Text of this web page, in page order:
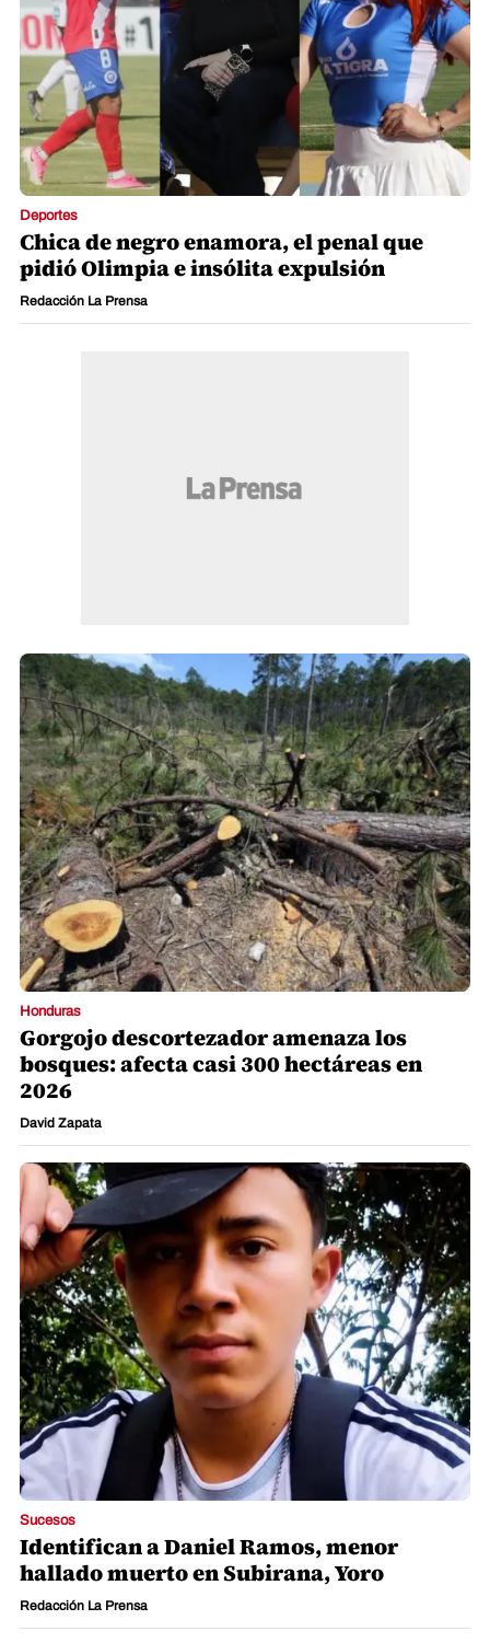
Deportes
Chica de negro enamora, el penal que
pidió Olimpia e insólita expulsión
Redacción La Prensa
Honduras
Gorgojo descortezador amenaza los
bosques: afecta casi 300 hectáreas en
2026
David Zapata
Sucesos
Identifican a Daniel Ramos, menor
hallado muerto en Subirana, Yoro
Redacción La Prensa